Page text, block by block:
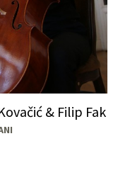
& Filip Fak